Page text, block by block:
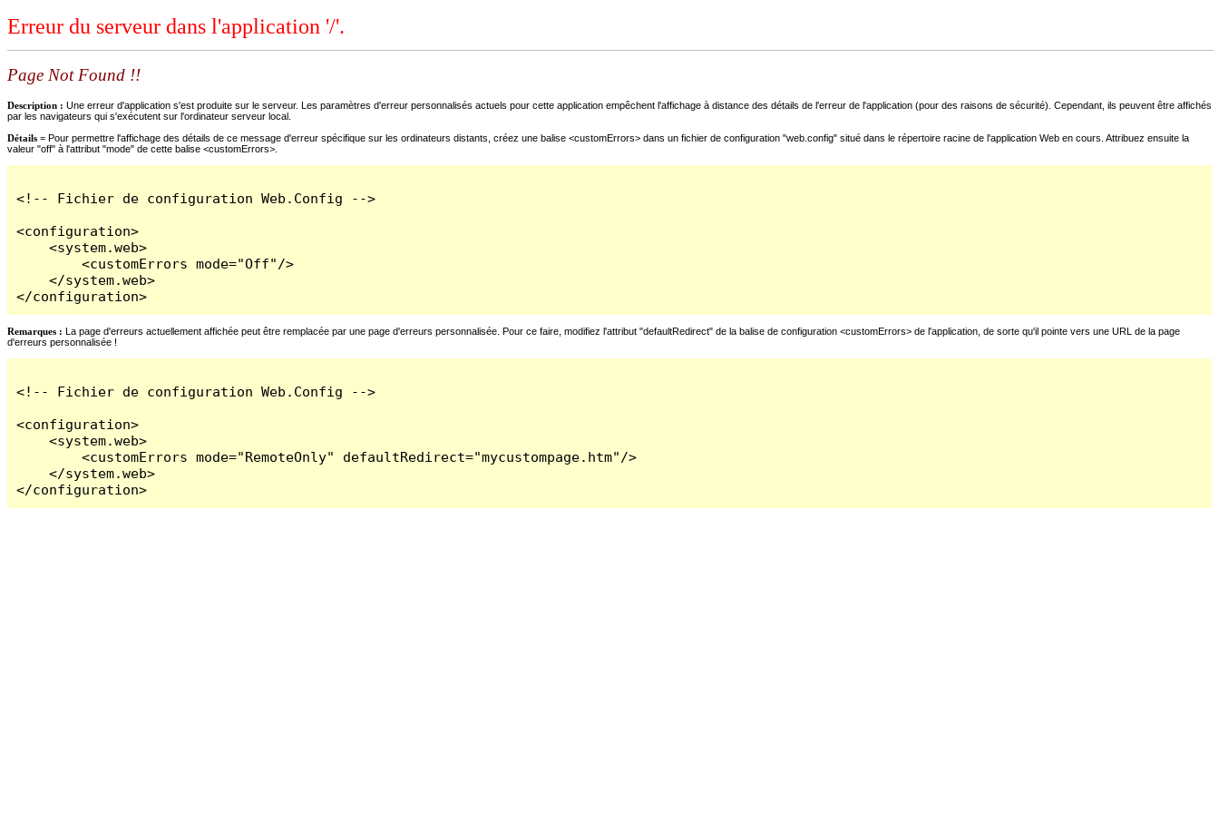
Erreur du serveur dans l'application '/'.
Page Not Found !!
Description : Une erreur d'application s'est produite sur le serveur. Les paramètres d'erreur personnalisés actuels pour cette application empêchent l'affichage à distance des détails de l'erreur de l'application (pour des raisons de sécurité). Cependant, ils peuvent être affichés
par les navigateurs qui s'exécutent sur l'ordinateur serveur local.
Détails = Pour permettre l'affichage des détails de ce message d'erreur spécifique sur les ordinateurs distants, créez une balise <customErrors> dans un fichier de configuration "web.config" situé dans le répertoire racine de l'application Web en cours. Attribuez ensuite la
valeur "off" à l'attribut "mode" de cette balise <customErrors>.
<!-- Fichier de configuration Web.Config -->
<configuration>
    <system.web>
        <customErrors mode="Off"/>
    </system.web>
</configuration>
Remarques : La page d'erreurs actuellement affichée peut être remplacée par une page d'erreurs personnalisée. Pour ce faire, modifiez l'attribut "defaultRedirect" de la balise de configuration <customErrors> de l'application, de sorte qu'il pointe vers une URL de la page
d'erreurs personnalisée !
<!-- Fichier de configuration Web.Config -->
<configuration>
    <system.web>
        <customErrors mode="RemoteOnly" defaultRedirect="mycustompage.htm"/>
    </system.web>
</configuration>